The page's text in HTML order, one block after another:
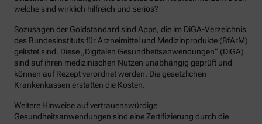
welche sind wirklich hilfreich und seriös?
Sozusagen der Goldstandard sind Apps, die im DiGA-Verzeichnis
des Bundesinstituts für Arzneimittel und Medizinprodukte (BfArM)
gelistet sind. Diese „Digitalen Gesundheitsanwendungen“ (DiGA)
sind auf ihren medizinischen Nutzen unabhängig geprüft und
können auf Rezept verordnet werden. Die gesetzlichen
Krankenkassen erstatten die Kosten.
Weitere Hinweise auf vertrauenswürdige
Gesundheitsanwendungen sind eine Zertifizierung durch die